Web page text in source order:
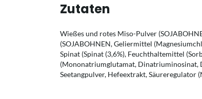
Zutaten
Wießes und rotes Miso-Pulver
(SOJABOHNEN, Geliermittel
Spinat (Spinat (3,6%), Feuchthaltemittel
(Mononatriumglutamat, Dinatriuminosinat,
Seetangpulver, Hefeextrakt, Säureregulator